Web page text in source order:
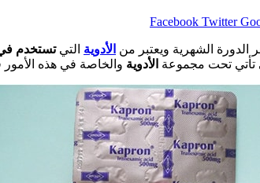
Facebook Twitter
الدورة الشهرية ويعتبر من الأدوية التيتستخدم
تأتي تحت مجموعة الأدوية والخاصة في هذه